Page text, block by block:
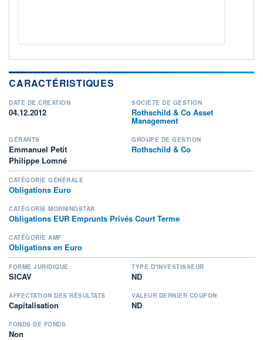
CARACTÉRISTIQUES
DATE DE CRÉATION
04.12.2012
SOCIÉTÉ DE GESTION
Rothschild & Co Asset
Management
GÉRANTS
Emmanuel Petit
Philippe Lomné
GROUPE DE GESTION
Rothschild & Co
CATÉGORIE GÉNÉRALE
Obligations Euro
CATÉGORIE MORNINGSTAR
Obligations EUR Emprunts Privés Court Terme
CATÉGORIE AMF
Obligations en Euro
FORME JURIDIQUE
SICAV
TYPE D'INVESTISSEUR
ND
AFFECTATION DES RÉSULTATS
Capitalisation
VALEUR DERNIER COUPON
ND
FONDS DE FONDS
Non